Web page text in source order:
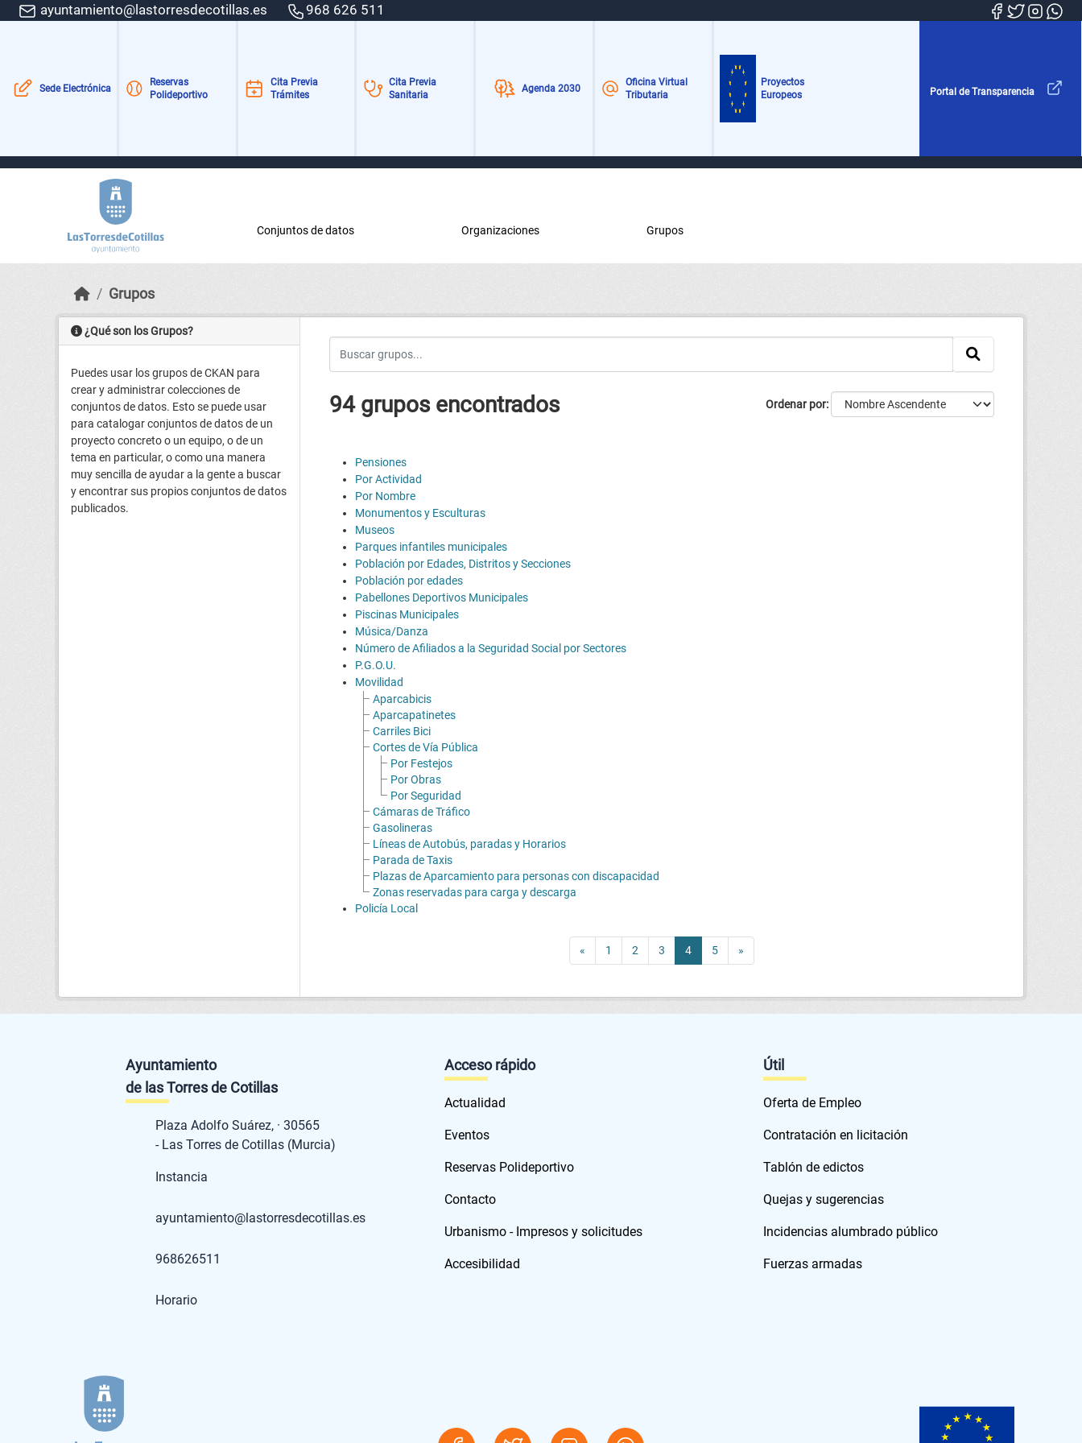
Skip to main content
ayuntamiento@lastorresdecotillas.es 968 626 511
Sede Electrónica
Reservas
Polideportivo
Cita Previa
Trámites
Cita Previa
Sanitaria
Agenda 2030
Oficina Virtual
Tributaria
Proyectos
Europeos
Portal de Transparencia
Conjuntos de datos Organizaciones Grupos
Grupos
¿Qué son los Grupos?
Puedes usar los grupos de CKAN para
crear y administrar colecciones de
conjuntos de datos. Esto se puede usar
para catalogar conjuntos de datos de un
proyecto concreto o un equipo, o de un
tema en particular, o como una manera
muy sencilla de ayudar a la gente a buscar
y encontrar sus propios conjuntos de datos
publicados.
Ordenar por
94 grupos encontrados
Pensiones
Por Actividad
Por Nombre
Monumentos y Esculturas
Museos
Parques infantiles municipales
Población por Edades, Distritos y Secciones
Población por edades
Pabellones Deportivos Municipales
Piscinas Municipales
Música/Danza
Número de Afiliados a la Seguridad Social por Sectores
P.G.O.U.
Movilidad
Aparcabicis
Aparcapatinetes
Carriles Bici
Cortes de Vía Pública
Por Festejos
Por Obras
Por Seguridad
Cámaras de Tráfico
Gasolineras
Líneas de Autobús, paradas y Horarios
Parada de Taxis
Plazas de Aparcamiento para personas con discapacidad
Zonas reservadas para carga y descarga
Policía Local
« 1 2 3 4 5 »
Ayuntamiento
de las Torres de Cotillas
Plaza Adolfo Suárez, · 30565
- Las Torres de Cotillas (Murcia)
Instancia
ayuntamiento@lastorresdecotillas.es
968626511
Horario
Acceso rápido
Actualidad
Eventos
Reservas Polideportivo
Contacto
Urbanismo - Impresos y solicitudes
Accesibilidad
Útil
Oferta de Empleo
Contratación en licitación
Tablón de edictos
Quejas y sugerencias
Incidencias alumbrado público
Fuerzas armadas